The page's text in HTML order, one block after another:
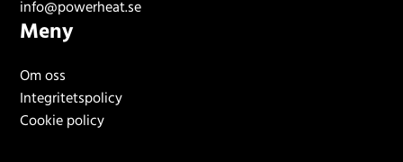
info@powerheat.se
Meny
Om oss
Integritetspolicy
Cookie policy